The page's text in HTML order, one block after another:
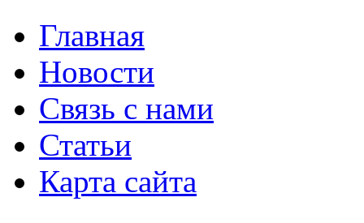
Главная
Новости
Связь с нами
Статьи
Карта сайта